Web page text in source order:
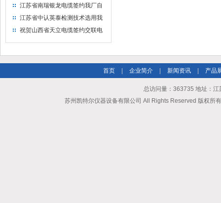
省苏州市安信塑业选用
江苏省南瑞银龙电缆签约我厂自
然换气老化箱等电缆检测设备
江苏省中认英泰检测技术选用我
厂自然换气老化试验箱
祝贺山西省天立电缆签约交联电
首页 企业简介 新闻资讯 产品
总访问量：363735 地址：
苏州凯特尔仪器设备有限公司 All Rights Reserved 版权所